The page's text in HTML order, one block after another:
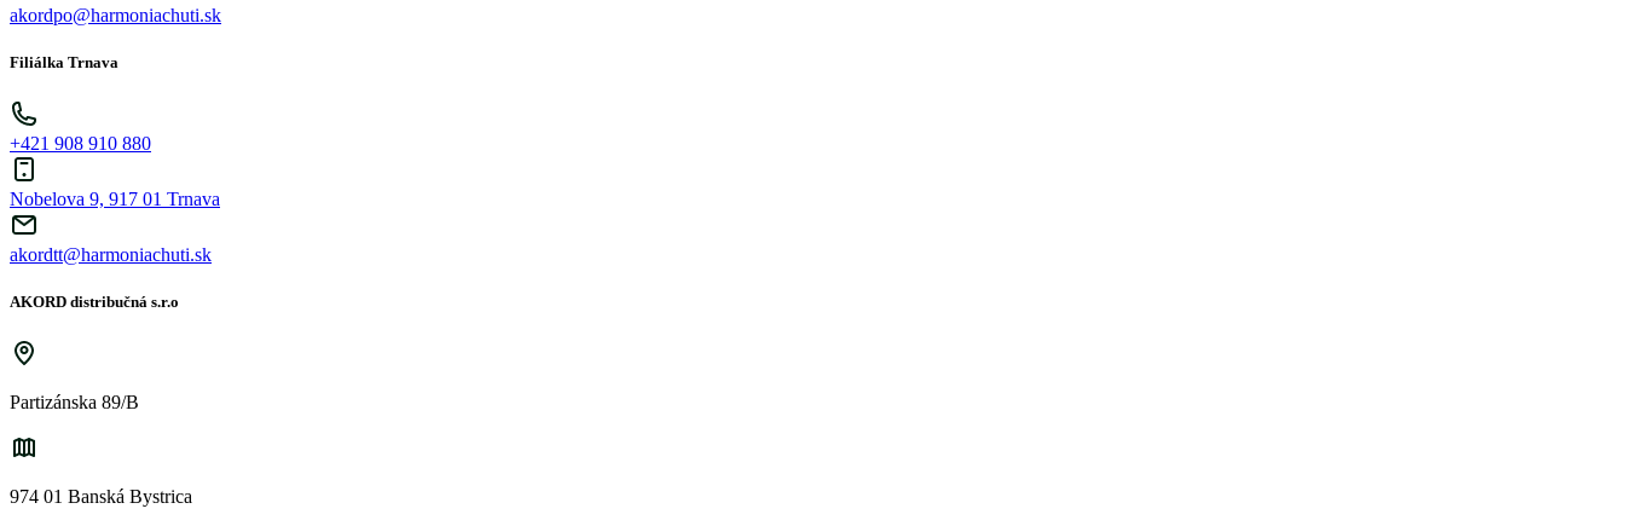
akordpo@harmoniachuti.sk
Filiálka Trnava
+421 908 910 880
Nobelova 9, 917 01 Trnava
akordtt@harmoniachuti.sk
AKORD distribučná s.r.o
Partizánska 89/B
974 01 Banská Bystrica